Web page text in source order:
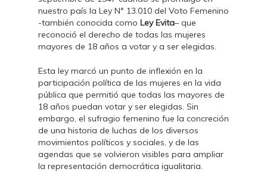
nuestro país la Ley N° 13.010 del Voto Femenino
-también conocida como Ley Evita– que
reconoció el derecho de todas las mujeres
mayores de 18 años a votar y a ser elegidas.
Esta ley marcó un punto de inflexión en la
participación política de las mujeres en la vida
pública que permitió que todas las mayores de
18 años puedan votar y ser elegidas. Sin
embargo, el sufragio femenino fue la concreción
de una historia de luchas de los diversos
movimientos políticos y sociales, y de las
agendas que se volvieron visibles para ampliar
la representación democrática igualitaria.